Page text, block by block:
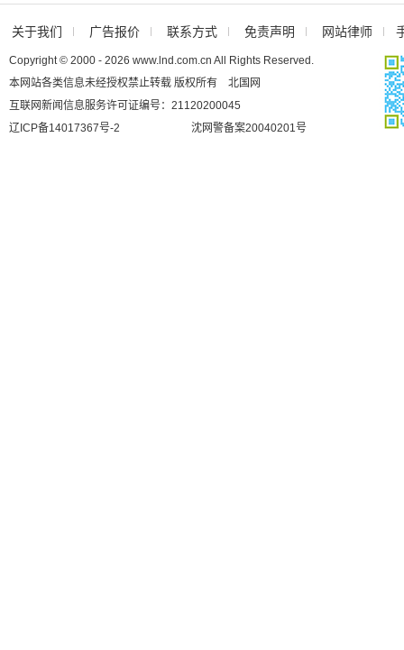
关于我们 广告报价 联系方式 免责声明 网站律师
Copyright © 2000 - 2026 www.lnd.com.cn All Rights Reserved.
本网站各类信息未经授权禁止转载 版权所有 北国网
互联网新闻信息服务许可证编号：21120200045
辽ICP备14017367号-2
沈网警备案20040201号